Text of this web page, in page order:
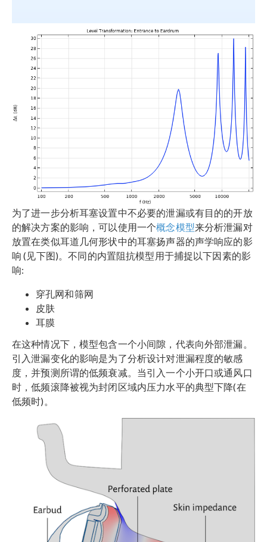
为了进一步分析耳塞设置中不必要的泄漏或有目的的开放
的解决方案的影响，可以使用一个概念模型来分析泄漏对
放置在类似耳道几何形状中的耳塞扬声器的声学响应的影
响 (见下图)。不同的内置阻抗模型用于捕捉以下因素的影
响:
穿孔网和筛网
皮肤
耳膜
在这种情况下，模型包含一个小间隙，代表向外部泄漏。
引入泄漏变化的影响是为了分析设计对泄漏程度的敏感
度，并预测所谓的低频衰减。当引入一个小开口或通风口
时，低频滚降被视为封闭区域内压力水平的典型下降(在
低频时)。